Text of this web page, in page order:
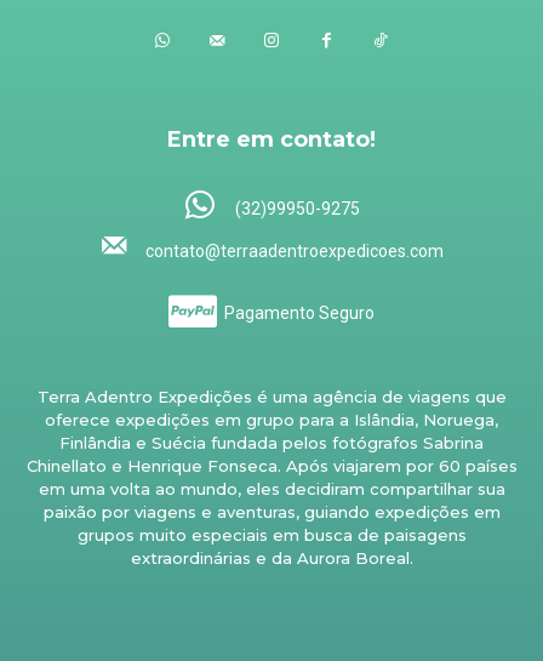
Entre em contato!
(32)99950-9275
contato@terraadentroexpedicoes.com
Pagamento Seguro
Terra Adentro Expedições é uma agência de viagens que
oferece expedições em grupo para a Islândia, Noruega,
Finlândia e Suécia fundada pelos fotógrafos Sabrina
Chinellato e Henrique Fonseca. Após viajarem por 60 países
em uma volta ao mundo, eles decidiram compartilhar sua
paixão por viagens e aventuras, guiando expedições em
grupos muito especiais em busca de paisagens
extraordinárias e da Aurora Boreal.